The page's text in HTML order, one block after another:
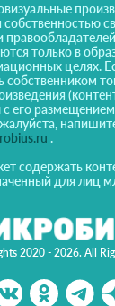
2020 - 2026. All
собственностью
только в
целях.
собственником
с его
.
содержать
для лиц